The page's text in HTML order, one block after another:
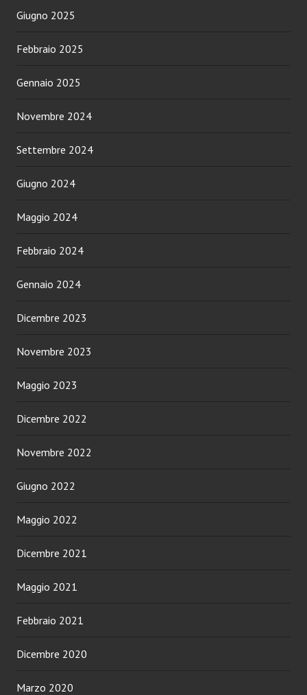
Giugno 2025
Febbraio 2025
Gennaio 2025
Novembre 2024
Settembre 2024
Giugno 2024
Maggio 2024
Febbraio 2024
Gennaio 2024
Dicembre 2023
Novembre 2023
Maggio 2023
Dicembre 2022
Novembre 2022
Giugno 2022
Maggio 2022
Dicembre 2021
Maggio 2021
Febbraio 2021
Dicembre 2020
Marzo 2020